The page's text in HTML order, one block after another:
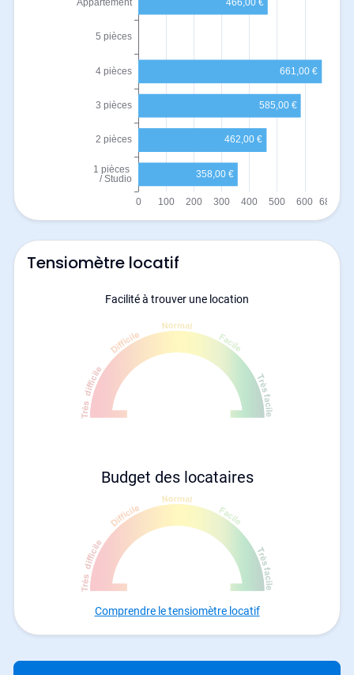
Tensiomètre locatif
Facilité à trouver une location
Budget des locataires
Comprendre le tensiomètre locatif